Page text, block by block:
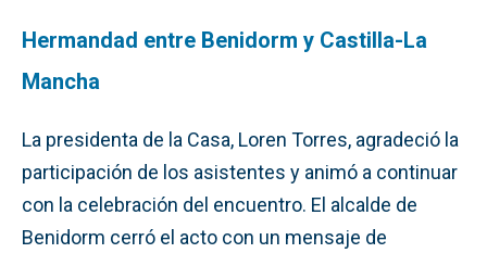
Hermandad entre Benidorm y Castilla-La
Mancha
La presidenta de la Casa, Loren Torres, agradeció la
participación de los asistentes y animó a continuar
con la celebración del encuentro. El alcalde de
Benidorm cerró el acto con un mensaje de